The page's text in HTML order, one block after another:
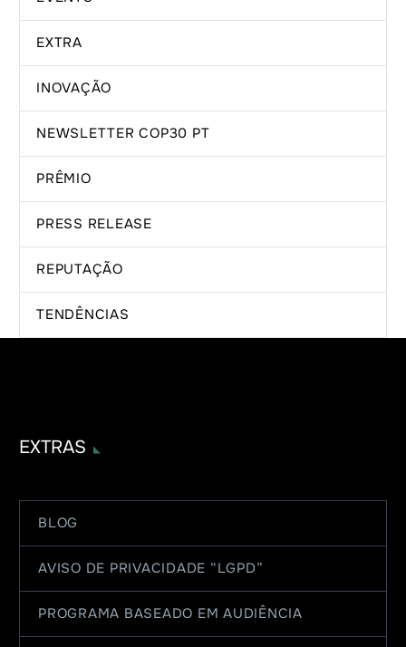
EXTRA
INOVAÇÃO
NEWSLETTER COP30 PT
PRÊMIO
PRESS RELEASE
REPUTAÇÃO
TENDÊNCIAS
EXTRAS
BLOG
AVISO DE PRIVACIDADE “LGPD”
PROGRAMA BASEADO EM AUDIÊNCIA